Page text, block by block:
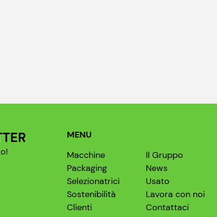
MENU
Macchine
Packaging
Selezionatrici
Sostenibilità
Clienti
Il Gruppo
News
Usato
Lavora con noi
Contattaci